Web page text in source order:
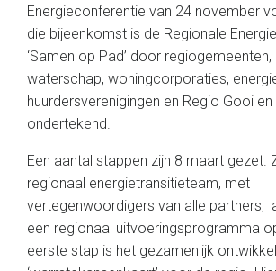
Energieconferentie van 24 november
die bijeenkomst is de Regionale
‘Samen op Pad’ door
waterschap, woningcorporaties,
huurdersverenigingen en Regio Gooi
ondertekend.
Een aantal stappen zijn 8 maart gezet.
regionaal energietransitieteam, met
vertegenwoordigers van alle partners,
een regionaal uitvoeringsprogramma
eerste stap is het gezamenlijk